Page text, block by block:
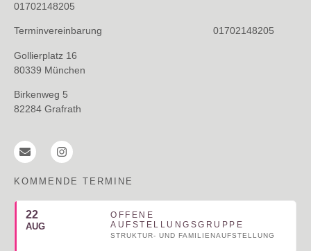
01702148205
Terminvereinbarung 01702148205
Gollierplatz 16
80339 München
Birkenweg 5
82284 Grafrath
KOMMENDE TERMINE
22
AUG
OFFENE
AUFSTELLUNGSGRUPPE
STRUKTUR- UND FAMILIENAUFSTELLUNG